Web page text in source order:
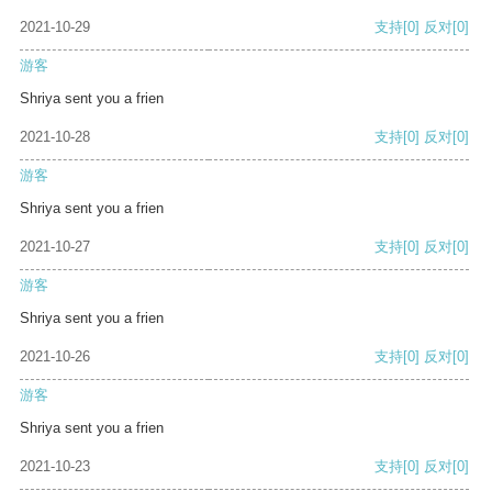
2021-10-29 支持[0] 反对[0]
游客
Shriya sent you a frien
2021-10-28 支持[0] 反对[0]
游客
Shriya sent you a frien
2021-10-27 支持[0] 反对[0]
游客
Shriya sent you a frien
2021-10-26 支持[0] 反对[0]
游客
Shriya sent you a frien
2021-10-23 支持[0] 反对[0]